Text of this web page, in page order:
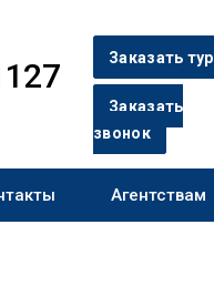
Заказать тур
Заказать
звонок
Агентствам